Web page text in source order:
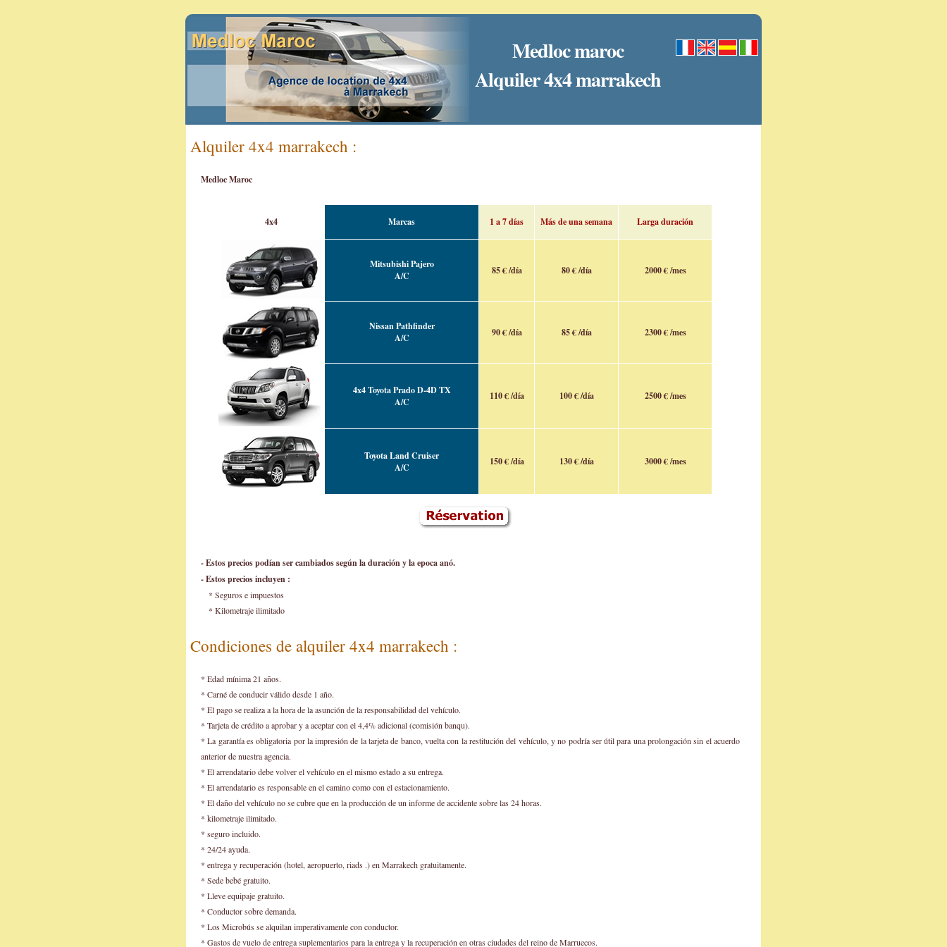
Medloc maroc
Alquiler 4x4 marrakech
Alquiler 4x4 marrakech :
Medloc Maroc
4x4 Marcas 1 a 7 días Más de una semana Larga duración
Mitsubishi Pajero
A/C
85 € /día 80 € /día 2000 € /mes
Nissan Pathfinder
A/C
90 € /día 85 € /día 2300 € /mes
4x4 Toyota Prado D-4D TX
A/C
110 € /día 100 € /día 2500 € /mes
Toyota Land Cruiser
A/C
150 € /día 130 € /día 3000 € /mes
- Estos precios podían ser cambiados según la duración y la epoca anó.
- Estos precios incluyen :
* Seguros e impuestos
* Kilometraje ilimitado
Condiciones de alquiler 4x4 marrakech :
* Edad mínima 21 años.
* Carné de conducir válido desde 1 año.
* El pago se realiza a la hora de la asunción de la responsabilidad del vehículo.
* Tarjeta de crédito a aprobar y a aceptar con el 4,4% adicional (comisión banqu).
* La garantía es obligatoria por la impresión de la tarjeta de banco, vuelta con la restitución del vehículo, y no podría ser útil para una prolongación sin el acuerdo
anterior de nuestra agencia.
* El arrendatario debe volver el vehículo en el mismo estado a su entrega.
* El arrendatario es responsable en el camino como con el estacionamiento.
* El daño del vehículo no se cubre que en la producción de un informe de accidente sobre las 24 horas.
* kilometraje ilimitado.
* seguro incluido.
* 24/24 ayuda.
* entrega y recuperación (hotel, aeropuerto, riads .) en Marrakech gratuitamente.
* Sede bebé gratuito.
* Lleve equipaje gratuito.
* Conductor sobre demanda.
* Los Microbús se alquilan imperativamente con conductor.
* Gastos de vuelo de entrega suplementarios para la entrega y la recuperación en otras ciudades del reino de Marruecos.